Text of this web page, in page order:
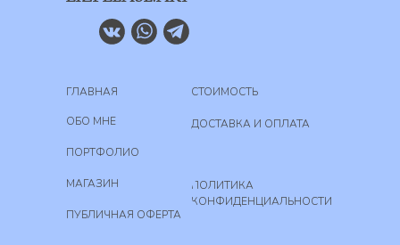
ГЛАВНАЯ
ОБО МНЕ
ПОРТФОЛИО
МАГАЗИН
ПУБЛИЧНАЯ ОФЕРТА
СТОИМОСТЬ
ДОСТАВКА И ОПЛАТА
ПОЛИТИКА
КОНФИДЕНЦИАЛЬНОСТИ